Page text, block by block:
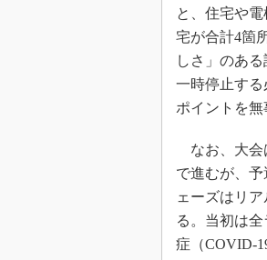
と、住宅や
宅が合計4箇
しさ」のあ
一時停止す
ポイントを無
なお、大会
で進むが、
ェーズはリ
る。当初は
症（COVID-